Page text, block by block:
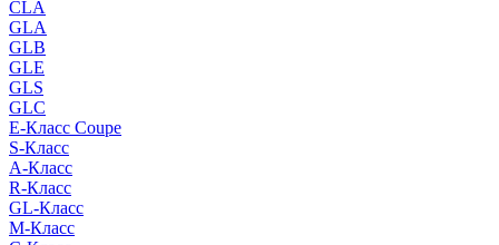
CLA
GLA
GLB
GLE
GLS
GLC
E-Класс Coupe
S-Класс
A-Класс
R-Класс
GL-Класс
M-Класс